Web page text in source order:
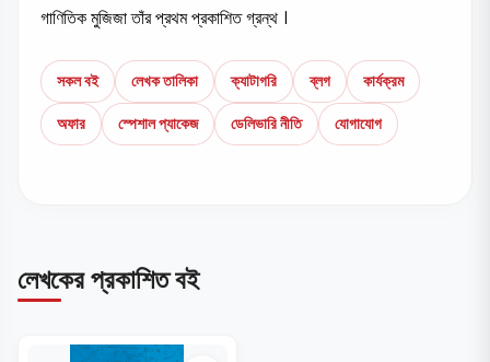
গাণিতিক মুজিজা তাঁর প্রথম প্রকাশিত গ্রন্থ ।
সকল বই লেখক তালিকা ক্যাটাগরি ব্লগ
কার্যক্রম
অফার
স্পেশাল প্যাকেজ ডেলিভারি নীতি যোগাযোগ
লেখকের প্রকাশিত বই